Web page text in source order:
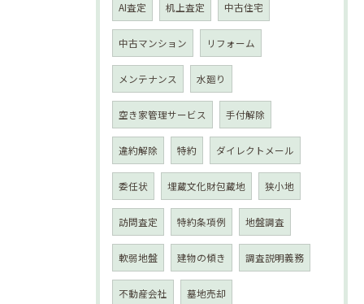
AI査定 机上査定 中古住宅
中古マンション リフォーム
メンテナンス 水廻り
空き家管理サービス 手付解除
違約解除 特約 ダイレクトメール
委任状 埋蔵文化財包蔵地 狭小地
訪問査定 特約条項例 地盤調査
軟弱地盤 建物の傾き 調査説明義務
不動産会社 墓地売却